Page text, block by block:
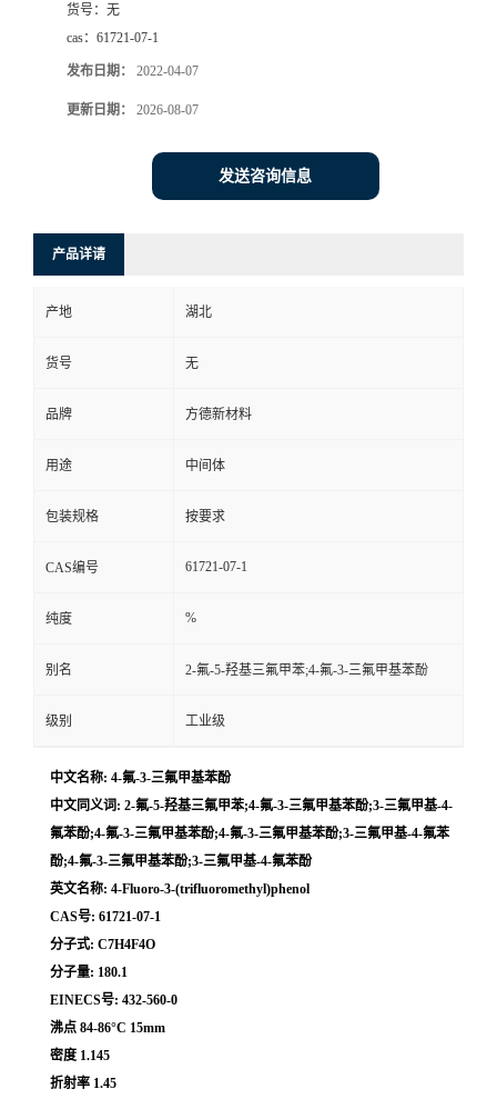
货号： 无
cas： 61721-07-1
发布日期： 2022-04-07
更新日期： 2026-08-07
发送咨询信息
产品详请
产地 湖北
货号 无
品牌 方德新材料
用途 中间体
包装规格 按要求
CAS编号 61721-07-1
纯度 %
别名 2-氟-5-羟基三氟甲苯;4-氟-3-三氟甲基苯酚
级别 工业级
中文名称: 4-氟-3-三氟甲基苯酚
中文同义词: 2-氟-5-羟基三氟甲苯;4-氟-3-三氟甲基苯酚;3-三氟甲基-4-
氟苯酚;4-氟-3-三氟甲基苯酚;4-氟-3-三氟甲基苯酚;3-三氟甲基-4-氟苯
酚;4-氟-3-三氟甲基苯酚;3-三氟甲基-4-氟苯酚
英文名称: 4-Fluoro-3-(trifluoromethyl)phenol
CAS号: 61721-07-1
分子式: C7H4F4O
分子量: 180.1
EINECS号: 432-560-0
沸点 84-86°C 15mm
密度 1.145
折射率 1.45